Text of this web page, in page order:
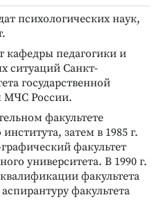
психологических наук,
кафедры педагогики и
ситуаций Санкт-
государственной
МЧС России.
факультете
затем в 1985 г.
факультет
университета. В 1990 г.
факультета
факультета